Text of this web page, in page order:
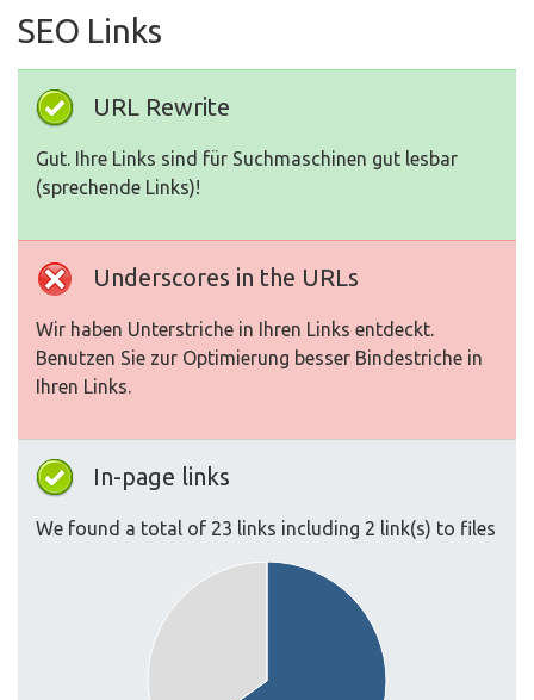
SEO Links
URL Rewrite
Gut. Ihre Links sind für Suchmaschinen gut lesbar
(sprechende Links)!
Underscores in the URLs
Wir haben Unterstriche in Ihren Links entdeckt.
Benutzen Sie zur Optimierung besser Bindestriche in
Ihren Links.
In-page links
We found a total of 23 links including 2 link(s) to files